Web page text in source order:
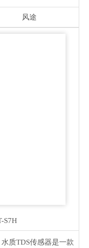
风途
S7H
质TDS传感器是一款